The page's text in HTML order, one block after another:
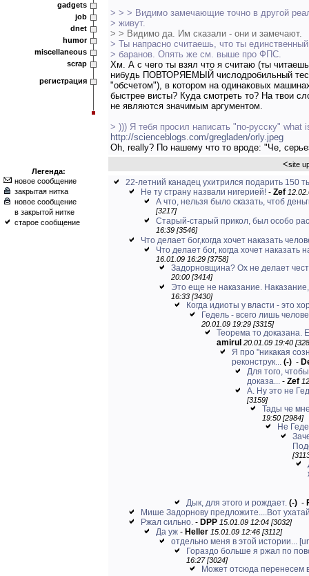
gadgets
job
dnet
humor
miscellaneous
scrap
регистрация
Легенда:
новое сообщение
закрытая нитка
новое сообщение
в закрытой нитке
старое сообщение
> > > Видимо замечающие точно в другой
> живут.
> > Видимо да. Им сказали - они и замечают.
> Ты напрасно считаешь, что ты
> баранов. Опять же см. выше про ФПС.
Хм. А с чего ты взял что я считаю (ты
нибудь ПОВТОРЯЕМЫЙ числодробильный
"обсчетом"), в котором на одинаковых
быстрее висты? Куда смотреть то? На твои
не являются значимым аргументом.
> ))) Я тебя просил написать "по-русску" what
http://scienceblogs.com/gregladen/orly.jpeg
Oh, really? По нашему что то вроде: "Че,
<site
22-летний канадец ухитрился подарить 150
Не ту страну назвали нигерией! - Zef
А что, нельзя было сказать, чтоб
[3217]
Старый-старый прикол, был особо
16:39 [3546]
Что делает бог,когда хочет наказать
Что делает бог, когда хочет
16.01.09 16:29 [3758]
Задорновщина? Ох не делает
20:00 [3414]
Это еще не наказание. Наказание,
16:33 [3430]
Когда идиоты у власти - это
Гедель - всего лишь
20.01.09 19:29 [3315]
Теорема то доказана.
amirul 20.01.09 19:40
Я про "никакая
реконструк... (-) -
Для того,
доказа... - Zef
А. Ну это не
[3159]
Тады че
19:50 [2984]
Не
Дык, для этого и рождает. (-) -
Мише Задорнову предложите....Вот
Ржал сильно. - DPP 15.01.09 12:04 [3032]
Да уж - Heller 15.01.09 12:46 [3112]
отдельно меня в этой истории...
Гораздо больше я ржал по
16:27 [3024]
Может отсюда перенесем